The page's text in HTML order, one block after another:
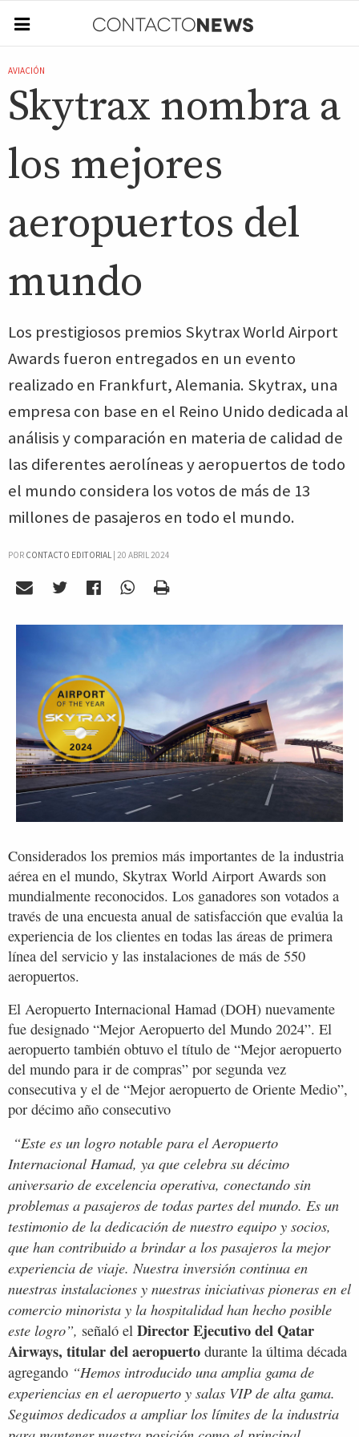
AVIACIÓN
Skytrax nombra a
los mejores
aeropuertos del
mundo
Los prestigiosos premios Skytrax World Airport
Awards fueron entregados en un evento
realizado en Frankfurt, Alemania. Skytrax, una
empresa con base en el Reino Unido dedicada al
análisis y comparación en materia de calidad de
las diferentes aerolíneas y aeropuertos de todo
el mundo considera los votos de más de 13
millones de pasajeros en todo el mundo.
POR CONTACTO EDITORIAL| 20 ABRIL 2024
Considerados los premios más importantes de la industria
aérea en el mundo, Skytrax World Airport Awards son
mundialmente reconocidos. Los ganadores son votados a
través de una encuesta anual de satisfacción que evalúa la
experiencia de los clientes en todas las áreas de primera
línea del servicio y las instalaciones de más de 550
aeropuertos.
El Aeropuerto Internacional Hamad (DOH) nuevamente
fue designado “Mejor Aeropuerto del Mundo 2024”. El
aeropuerto también obtuvo el título de “Mejor aeropuerto
del mundo para ir de compras” por segunda vez
consecutiva y el de “Mejor aeropuerto de Oriente Medio”,
por décimo año consecutivo
“Este es un logro notable para el Aeropuerto
Internacional Hamad, ya que celebra su décimo
aniversario de excelencia operativa, conectando sin
problemas a pasajeros de todas partes del mundo. Es un
testimonio de la dedicación de nuestro equipo y socios,
que han contribuido a brindar a los pasajeros la mejor
experiencia de viaje. Nuestra inversión continua en
nuestras instalaciones y nuestras iniciativas pioneras en el
comercio minorista y la hospitalidad han hecho posible
este logro”, señaló el Director Ejecutivo del Qatar
Airways, titular del aeropuerto durante la última década
agregando “Hemos introducido una amplia gama de
experiencias en el aeropuerto y salas VIP de alta gama.
Seguimos dedicados a ampliar los límites de la industria